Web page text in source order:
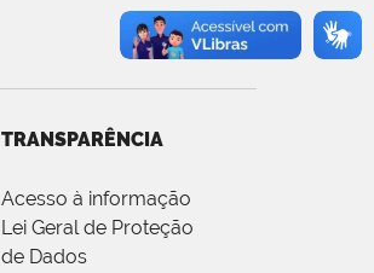
TRANSPARÊNCIA
Acesso à informação
Lei Geral de Proteção
de Dados